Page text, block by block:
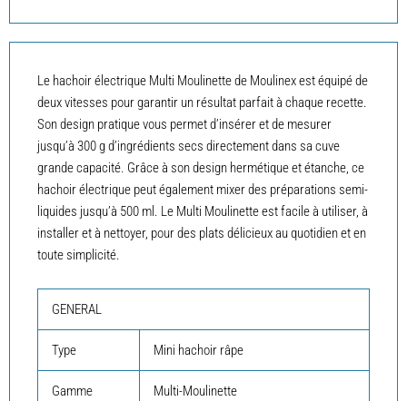
Le hachoir électrique Multi Moulinette de Moulinex est équipé de
deux vitesses pour garantir un résultat parfait à chaque recette.
Son design pratique vous permet d’insérer et de mesurer
jusqu’à 300 g d’ingrédients secs directement dans sa cuve
grande capacité. Grâce à son design hermétique et étanche, ce
hachoir électrique peut également mixer des préparations semi-
liquides jusqu’à 500 ml. Le Multi Moulinette est facile à utiliser, à
installer et à nettoyer, pour des plats délicieux au quotidien et en
toute simplicité.
GENERAL
Type Mini hachoir râpe
Gamme Multi-Moulinette